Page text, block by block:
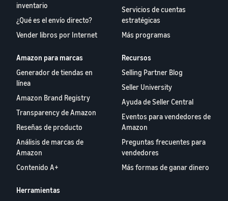
inventario
¿Qué es el envío directo?
Vender libros por Internet
Servicios de cuentas
estratégicas
Más programas
Amazon para marcas
Generador de tiendas en
línea
Amazon Brand Registry
Transparency de Amazon
Reseñas de producto
Análisis de marcas de
Amazon
Contenido A+
Recursos
Selling Partner Blog
Seller University
Ayuda de Seller Central
Eventos para vendedores de
Amazon
Preguntas frecuentes para
vendedores
Más formas de ganar dinero
Herramientas